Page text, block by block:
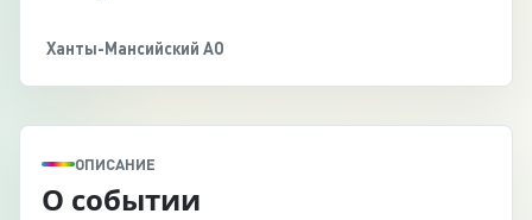
Ханты-Мансийский АО
ОПИСАНИЕ
О событии